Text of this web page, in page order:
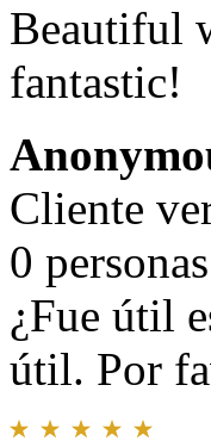
Beautiful
fantastic!
Cliente
0
¿Fue útil
útil. Por